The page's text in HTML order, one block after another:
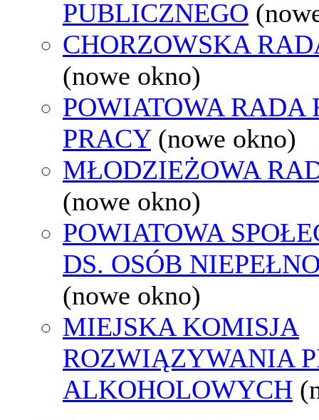
PUBLICZNEGO
CHORZOWSKA
(nowe okno)
POWIATOWA RADA
PRACY (nowe okno)
MŁODZIEŻOWA
(nowe okno)
POWIATOWA
DS. OSÓB
(nowe okno)
MIEJSKA KOMISJA
ROZWIĄZYWANIA
ALKOHOLOWYCH